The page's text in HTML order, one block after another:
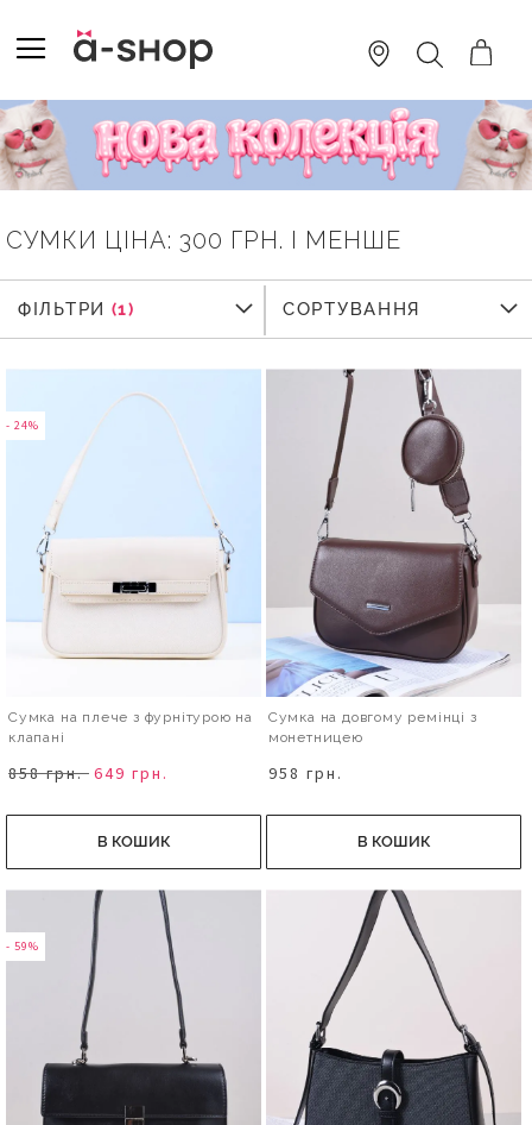
TO
CONTENT
ПОШУК
СУМКИ ЦІНА: 300 ГРН. І МЕНШЕ
- 24%
Сумка на плече з фурнітурою на
клапані
858 грн. 649 грн.
В КОШИК
Сумка на довгому ремінці з
монетницею
958 грн.
В КОШИК
- 59%
ФІЛЬТРИ
ФІЛЬТРИ СОРТУВАННЯ